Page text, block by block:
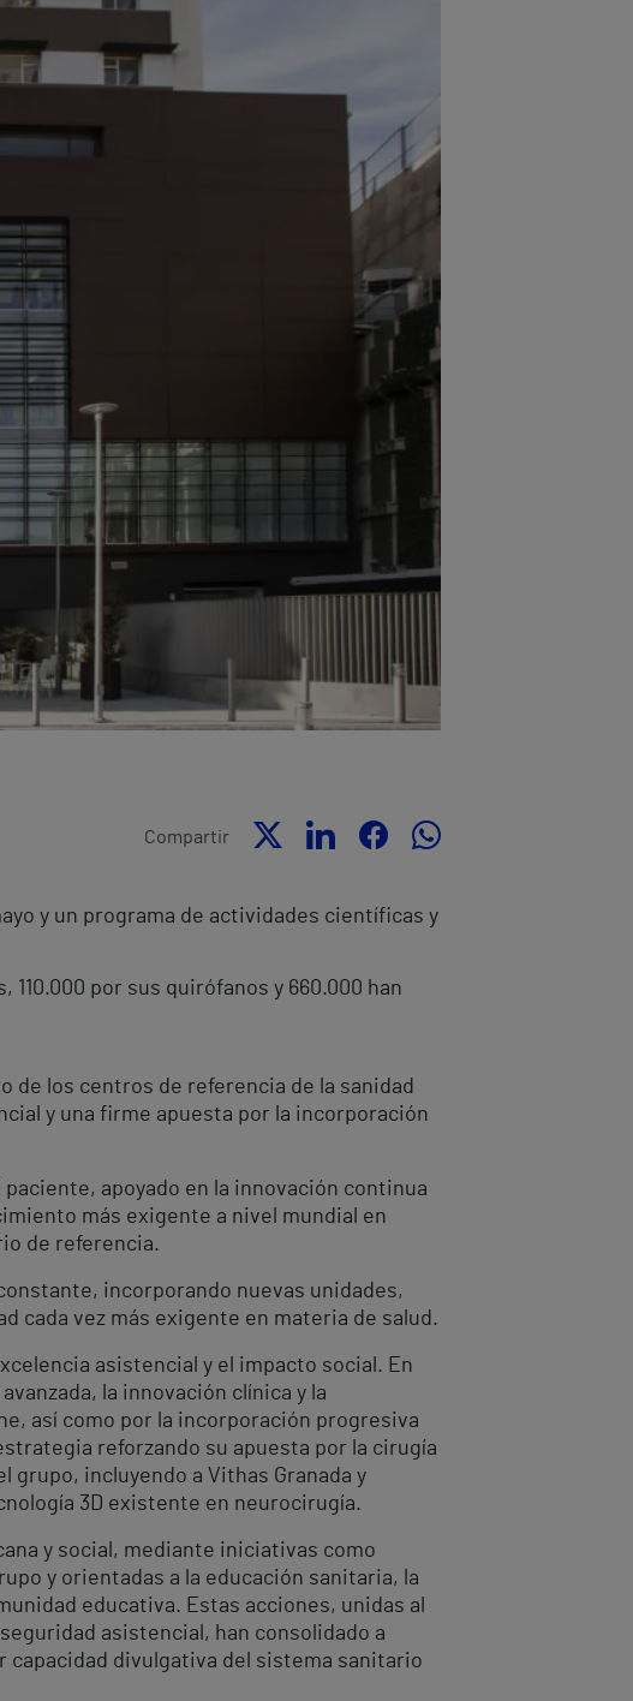
Compartir
y un programa de actividades científicas y
110.000 por sus quirófanos y 660.000 han
de los centros de referencia de la sanidad
y una firme apuesta por la incorporación
apoyado en la innovación continua
más exigente a nivel mundial en
de referencia.
incorporando nuevas unidades,
cada vez más exigente en materia de salud.
asistencial y el impacto social. En
la innovación clínica y la
así como por la incorporación progresiva
reforzando su apuesta por la cirugía
grupo, incluyendo a Vithas Granada y
3D existente en neurocirugía.
y social, mediante iniciativas como
y orientadas a la educación sanitaria, la
educativa. Estas acciones, unidas al
asistencial, han consolidado a
capacidad divulgativa del sistema sanitario